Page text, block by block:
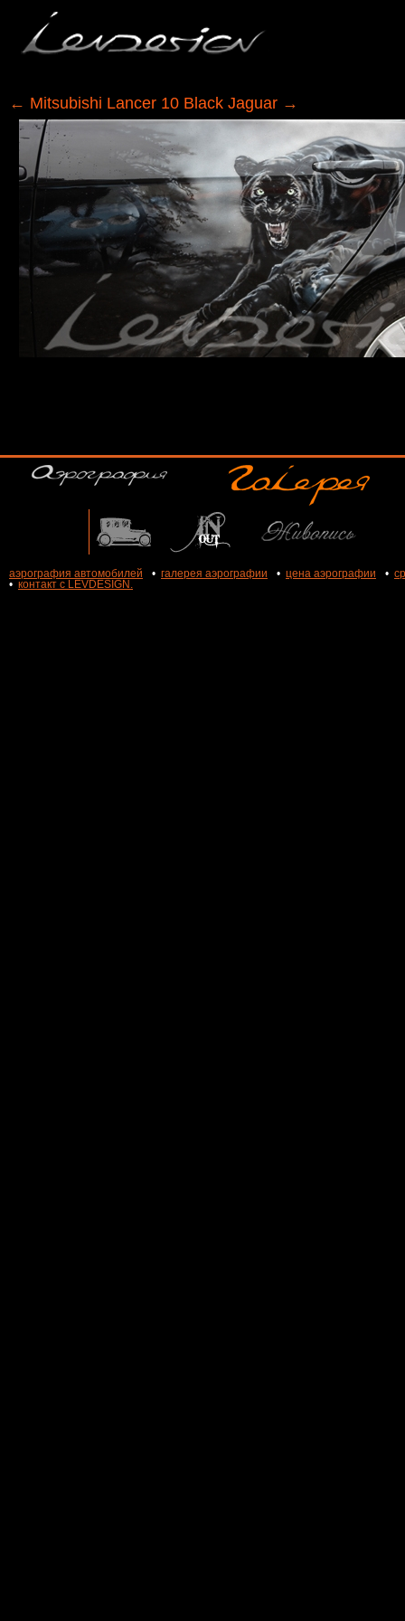
← Mitsubishi Lancer 10 Black Jaguar →
аэрография автомобилей • галерея аэрографии • цена аэрографии •
• контакт с LEVDESIGN.